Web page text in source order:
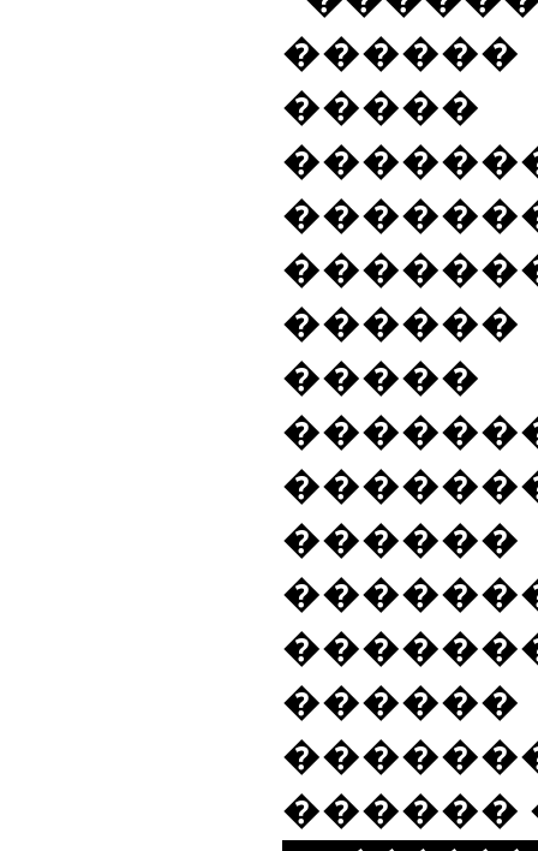
�����
������
������
������